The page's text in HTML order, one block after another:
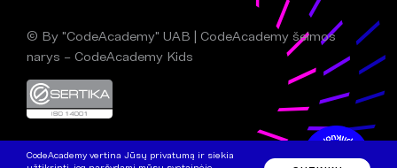
© By "CodeAcademy" UAB | CodeAcademy šeimos
narys – CodeAcademy Kids
CodeAcademy vertina Jūsų privatumą ir siekia